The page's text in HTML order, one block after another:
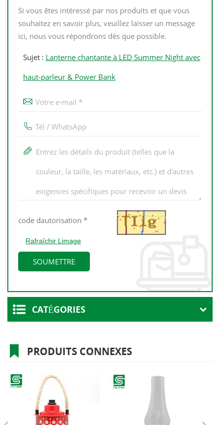
Si vous êtes intéressé par nos produits et que vous
souhaitez en savoir plus, veuillez laisser un message
ici, nous vous répondrons dès que possible.
Sujet : Lanterne chantante à LED Summer Night avec
haut-parleur & Power Bank
Rafraîchir Limage
CATÉGORIES
PRODUITS CONNEXES